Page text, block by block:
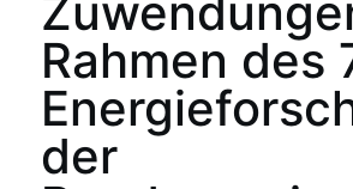
Rahmen des
der